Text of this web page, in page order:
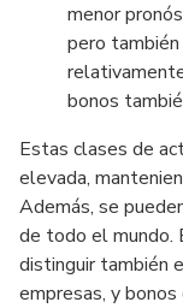
menor
pero también
bonos
Estas clases de
elevada,
Además, se
de todo el mundo.
distinguir también
empresas, y